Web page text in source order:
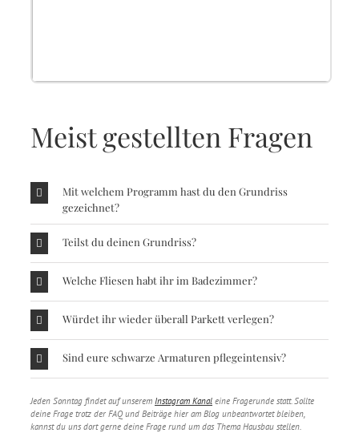
Meist gestellten Fragen
Mit welchem Programm hast du den Grundriss
gezeichnet?
Teilst du deinen Grundriss?
Welche Fliesen habt ihr im Badezimmer?
Würdet ihr wieder überall Parkett verlegen?
Sind eure schwarze Armaturen pflegeintensiv?
Jeden Sonntag findet auf unserem Instagram Kanal eine Fragerunde statt. Sollte
deine Frage trotz der FAQ und Beiträge hier am Blog unbeantwortet bleiben,
kannst du uns dort gerne deine Frage rund um das Thema Hausbau stellen.